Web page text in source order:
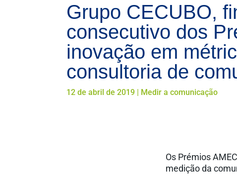
Grupo CECUBO,
consecutivo dos
inovação em
consultoria de
12 de abril de 2019 | Medir a comunicação
Os Prémios
medição da